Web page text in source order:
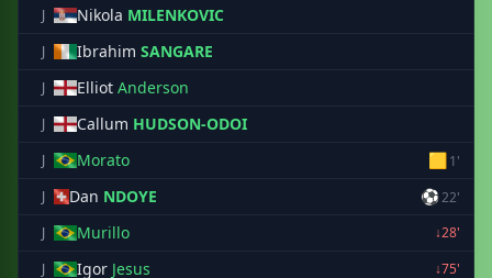
J Nikola MILENKOVIC
J Ibrahim SANGARE
J Elliot Anderson
J Callum HUDSON-ODOI
J Morato 🟨1'
J
Dan NDOYE ⚽22'
J
Murillo
↓28'
J
Igor Jesus
↓75'